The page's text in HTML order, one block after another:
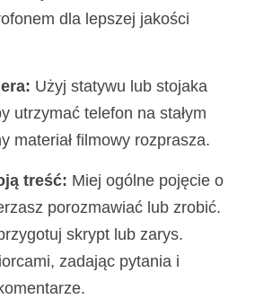
dla lepszej jakości
Użyj statywu lub stojaka
utrzymać telefon na stałym
materiał filmowy rozprasza.
treść: Miej ogólne pojęcie o
porozmawiać lub zrobić.
skrypt lub zarys.
zadając pytania i